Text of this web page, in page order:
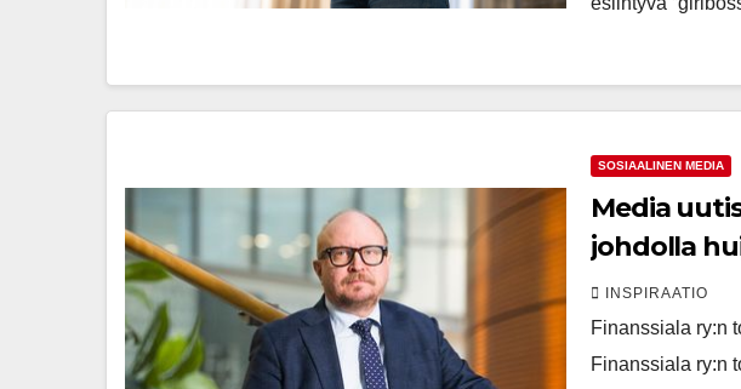
SOSIAALINEN MEDIA
Media
johdolla
rintamaan
pannaan
INSPIRAATIO
Finanssiala ry:n
Finanssiala ry:n